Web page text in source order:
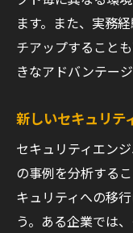
ます。また、実務
チアップすること
きなアドバンテー
新しいセキュリテ
セキュリティエン
の事例を分析する
キュリティへの移
う。ある企業では